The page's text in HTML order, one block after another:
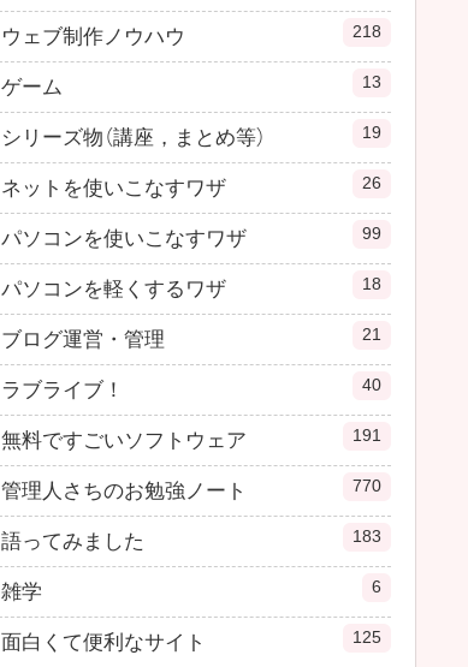
ウェブ制作ノウハウ 218
ゲーム 13
シリーズ物（講座，まとめ等） 19
ネットを使いこなすワザ 26
パソコンを使いこなすワザ 99
パソコンを軽くするワザ 18
ブログ運営・管理 21
ラブライブ！ 40
無料ですごいソフトウェア 191
管理人さちのお勉強ノート 770
語ってみました 183
雑学 6
面白くて便利なサイト 125